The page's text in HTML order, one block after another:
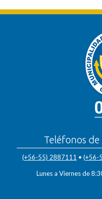
Teléfonos de
(+56-55) 2887111 • (+56-
Lunes a Viernes de